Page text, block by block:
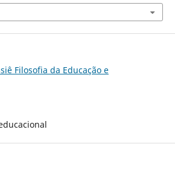
Filosofia da Educação e